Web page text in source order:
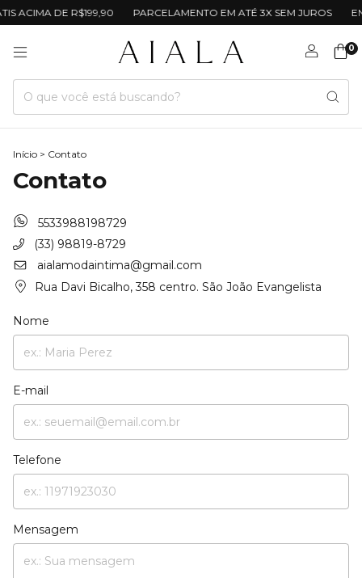
ACIMA DE R$199,90 PARCELAMENTO EM ATÉ 3X SEM JUROS
0
Início > Contato
Contato
5533988198729
(33) 98819-8729
aialamodaintima@gmail.com
Rua Davi Bicalho, 358 centro. São João Evangelista
Nome
E-mail
Telefone
Mensagem